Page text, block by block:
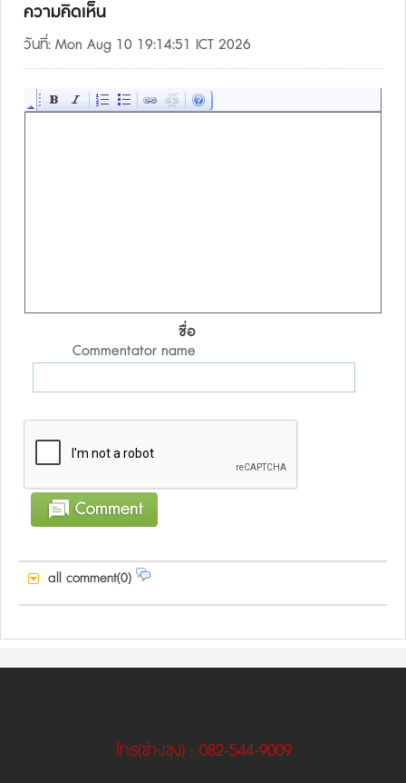
ความคิดเห็น
วันที่: Mon Aug 10 19:14:51 ICT 2026
ชื่อ
Commentator name
all comment(0)
โทร(ช่างชุง): 082-544-9009